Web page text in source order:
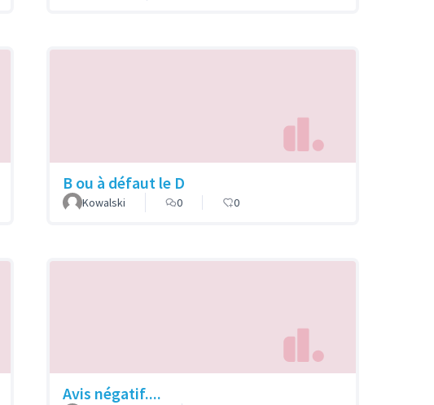
B ou à défaut le D
Kowalski 0 0
Avis négatif....